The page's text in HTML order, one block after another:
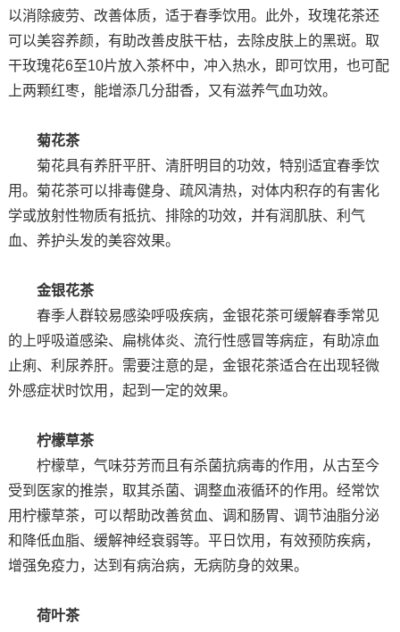
以消除疲劳、改善体质，适于春季饮用。此外，玫瑰花茶还
可以美容养颜，有助改善皮肤干枯，去除皮肤上的黑斑。取
干玫瑰花6至10片放入茶杯中，冲入热水，即可饮用，也可配
上两颗红枣，能增添几分甜香，又有滋养气血功效。
菊花茶
菊花具有养肝平肝、清肝明目的功效，特别适宜春季饮
用。菊花茶可以排毒健身、疏风清热，对体内积存的有害化
学或放射性物质有抵抗、排除的功效，并有润肌肤、利气
血、养护头发的美容效果。
金银花茶
春季人群较易感染呼吸疾病，金银花茶可缓解春季常见
的上呼吸道感染、扁桃体炎、流行性感冒等病症，有助凉血
止痢、利尿养肝。需要注意的是，金银花茶适合在出现轻微
外感症状时饮用，起到一定的效果。
柠檬草茶
柠檬草，气味芬芳而且有杀菌抗病毒的作用，从古至今
受到医家的推崇，取其杀菌、调整血液循环的作用。经常饮
用柠檬草茶，可以帮助改善贫血、调和肠胃、调节油脂分泌
和降低血脂、缓解神经衰弱等。平日饮用，有效预防疾病，
增强免疫力，达到有病治病，无病防身的效果。
荷叶茶